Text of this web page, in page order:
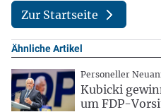
Zur Startseite
Ähnliche Artikel
Personeller
Kubicki
um FDP-